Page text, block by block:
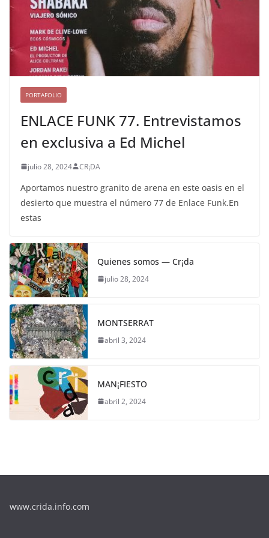
PORTAFOLIO
ENLACE FUNK 77. Entrevistamos
en exclusiva a Ed Michel
julio 28, 2024 CR¡DA
Aportamos nuestro granito de arena en este oasis en el
desierto que muestra el número 77 de Enlace Funk.En
estas
Quienes somos — Cr¡da
julio 28, 2024
MONTSERRAT
abril 3, 2024
MAN¡FIESTO
abril 2, 2024
www.crida.info.com